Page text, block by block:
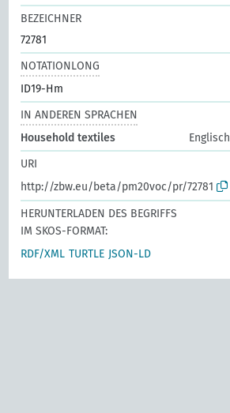
BEZEICHNER
72781
NOTATIONLONG
ID19-Hm
IN ANDEREN SPRACHEN
Household textiles
Englisch
URI
http://zbw.eu/beta/pm20voc/pr/72781
HERUNTERLADEN DES BEGRIFFS
IM SKOS-FORMAT:
RDF/XML TURTLE JSON-LD